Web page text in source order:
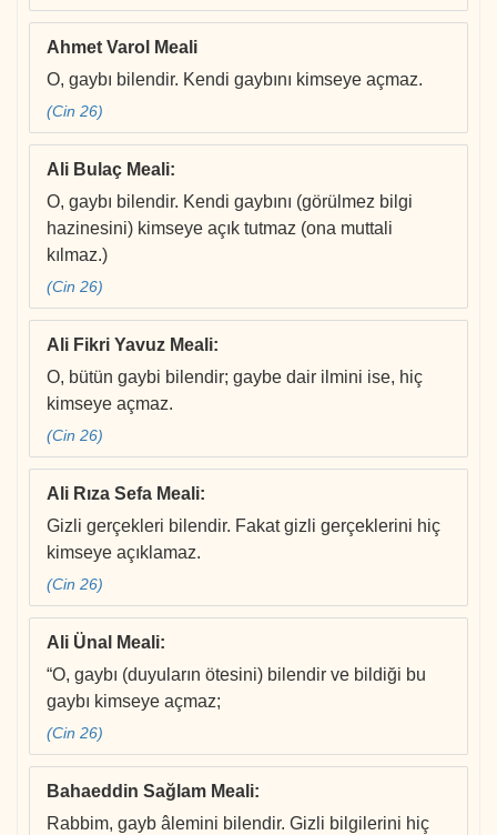
Ahmet Varol Meali
O, gaybı bilendir. Kendi gaybını kimseye açmaz.
(Cin 26)
Ali Bulaç Meali:
O, gaybı bilendir. Kendi gaybını (görülmez bilgi
hazinesini) kimseye açık tutmaz (ona muttali
kılmaz.)
(Cin 26)
Ali Fikri Yavuz Meali:
O, bütün gaybi bilendir; gaybe dair ilmini ise, hiç
kimseye açmaz.
(Cin 26)
Ali Rıza Sefa Meali:
Gizli gerçekleri bilendir. Fakat gizli gerçeklerini hiç
kimseye açıklamaz.
(Cin 26)
Ali Ünal Meali:
“O, gaybı (duyuların ötesini) bilendir ve bildiği bu
gaybı kimseye açmaz;
(Cin 26)
Bahaeddin Sağlam Meali:
Rabbim, gayb âlemini bilendir. Gizli bilgilerini hiç